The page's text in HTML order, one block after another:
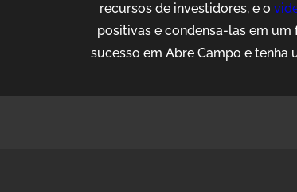
recursos de investidores, e o
positivas e condensa-las em
sucesso em Abre Campo e